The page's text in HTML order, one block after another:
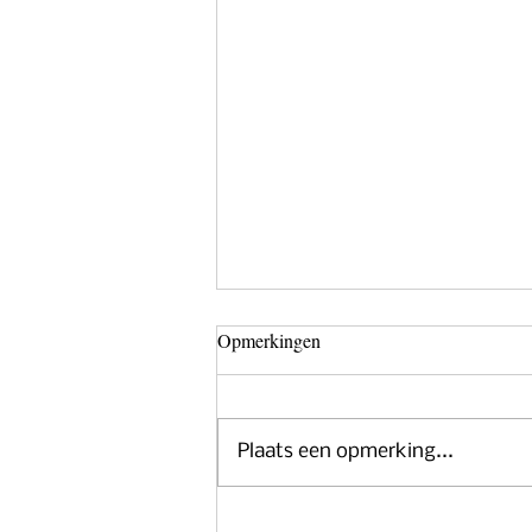
Opmerkingen
Plaats een opmerking...